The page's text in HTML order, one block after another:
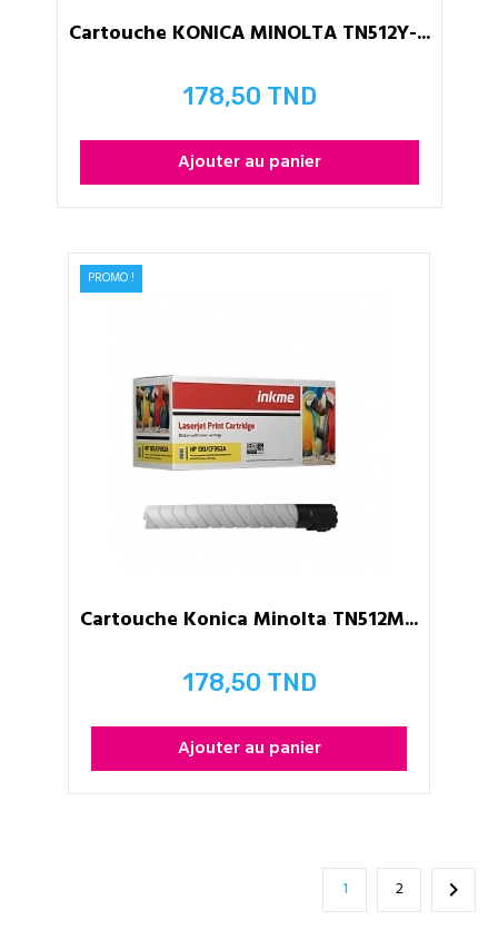
Cartouche KONICA MINOLTA TN512Y-...
Prix
178,50 TND
Ajouter au panier
Cartouche Konica Minolta TN512M...
Prix
178,50 TND
Ajouter au panier
PROMO !
1 2 